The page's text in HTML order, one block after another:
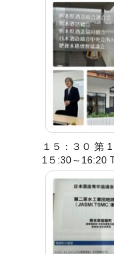
１５：３０ 第
1５:30～16:20